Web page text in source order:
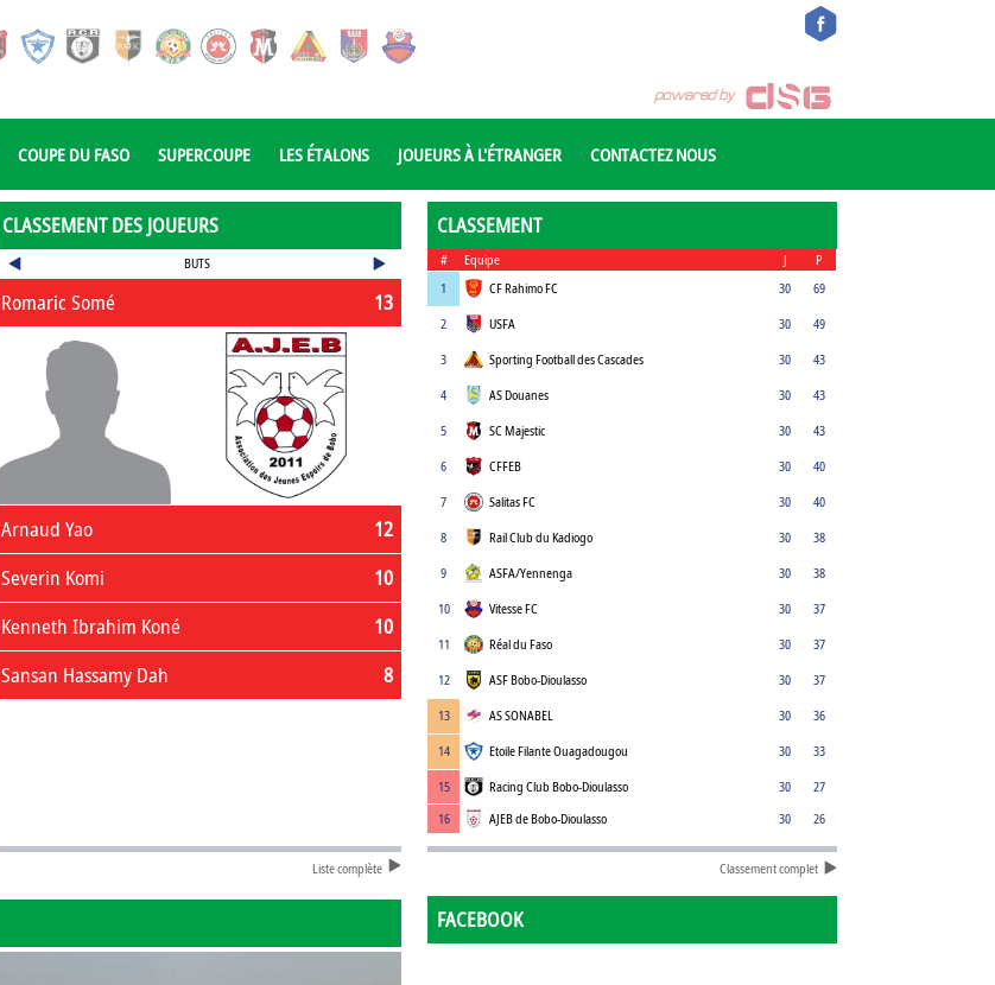
COUPE DU FASO SUPERCOUPE LES ÉTALONS JOUEURS À L'ÉTRANGER CONTACTEZ NOUS
CLASSEMENT DES JOUEURS
BUTS
13
Romaric Somé
12
Arnaud Yao
10
Severin Komi
10
Kenneth Ibrahim Koné
8
Sansan Hassamy Dah
Liste complète
CLASSEMENT
# Equipe J
P
1
CF Rahimo FC 30
69
2
USFA 30
49
3
Sporting Football des Cascades 30
43
4
AS Douanes 30
43
5
SC Majestic 30
43
6
CFFEB 30
40
7
Salitas FC 30
40
8
Rail Club du Kadiogo 30
38
9
ASFA/Yennenga 30
38
10
Vitesse FC 30
37
11
Réal du Faso 30
37
12
ASF Bobo-Dioulasso 30
37
13
AS SONABEL 30
36
14
Etoile Filante Ouagadougou 30
33
15
Racing Club Bobo-Dioulasso 30
27
16
AJEB de Bobo-Dioulasso 30 26
Classement complet
FACEBOOK